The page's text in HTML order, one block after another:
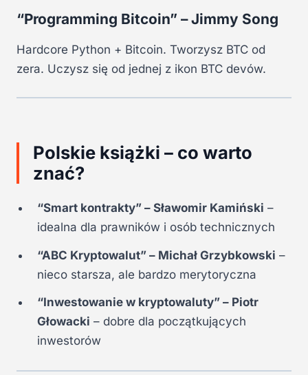
“Programming Bitcoin” – Jimmy Song
Hardcore Python + Bitcoin. Tworzysz BTC od
zera. Uczysz się od jednej z ikon BTC devów.
Polskie książki – co warto
znać?
“Smart kontrakty” – Sławomir Kamiński –
idealna dla prawników i osób technicznych
“ABC Kryptowalut” – Michał Grzybkowski –
nieco starsza, ale bardzo merytoryczna
“Inwestowanie w kryptowaluty” – Piotr
Głowacki – dobre dla początkujących
inwestorów